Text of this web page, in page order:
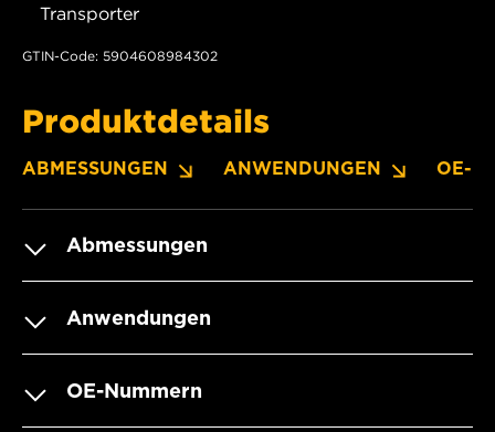
Transporter
GTIN-Code: 5904608984302
Produktdetails
ABMESSUNGEN ANWENDUNGEN OE-
Abmessungen
Anwendungen
OE-Nummern